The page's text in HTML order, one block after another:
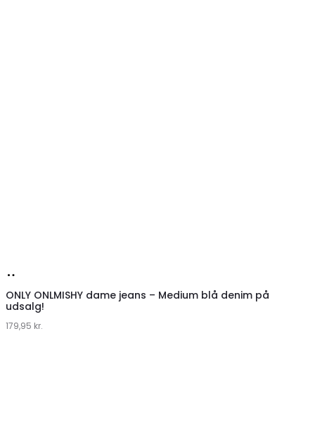
hos
Klædeskabet.dk
ONLY ONLMISHY dame jeans – Medium blå denim på
udsalg!
179,95 kr.